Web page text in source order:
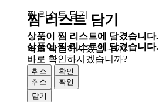
찜 리스트 담기
상품이 찜 리스트에 담겼습니다.
바로 확인하시겠습니까?
취소
확인
닫기
찜 리스트 담기
상품이 찜 리스트에 담겼습니다.
바로 확인하시겠습니까?
취소
확인
닫기